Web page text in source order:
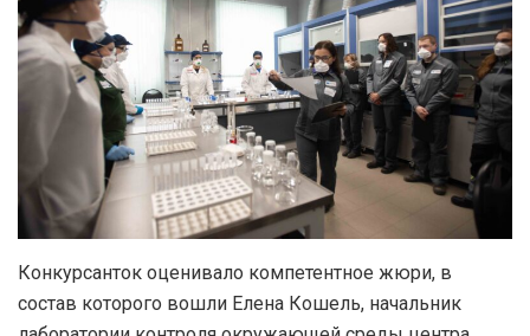
Конкурсанток оценивало компетентное жюри, в
состав которого вошли Елена Кошель, начальник